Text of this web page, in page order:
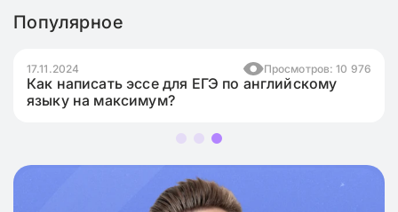
Популярное
17.11.2024 Просмотров: 10 976
Как написать эссе для ЕГЭ по английскому
языку на максимум?